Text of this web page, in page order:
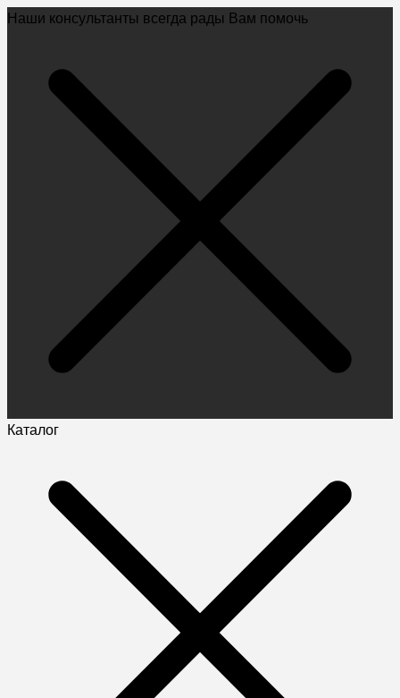
Наши консультанты всегда рады Вам помочь
Каталог